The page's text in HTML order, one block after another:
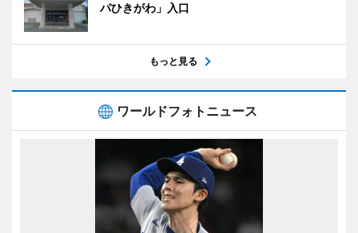
パひきがわ」入口
もっと見る
ワールドフォトニュース